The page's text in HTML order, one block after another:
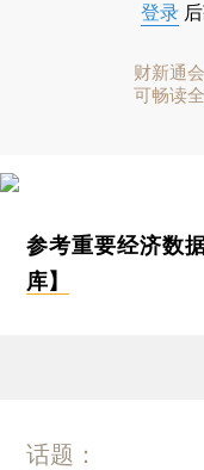
登录
财新通
可畅读
参考重要经济数
库】
话题：